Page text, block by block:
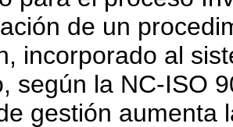
de un
incorporado al
según la NC-ISO
gestión aumenta